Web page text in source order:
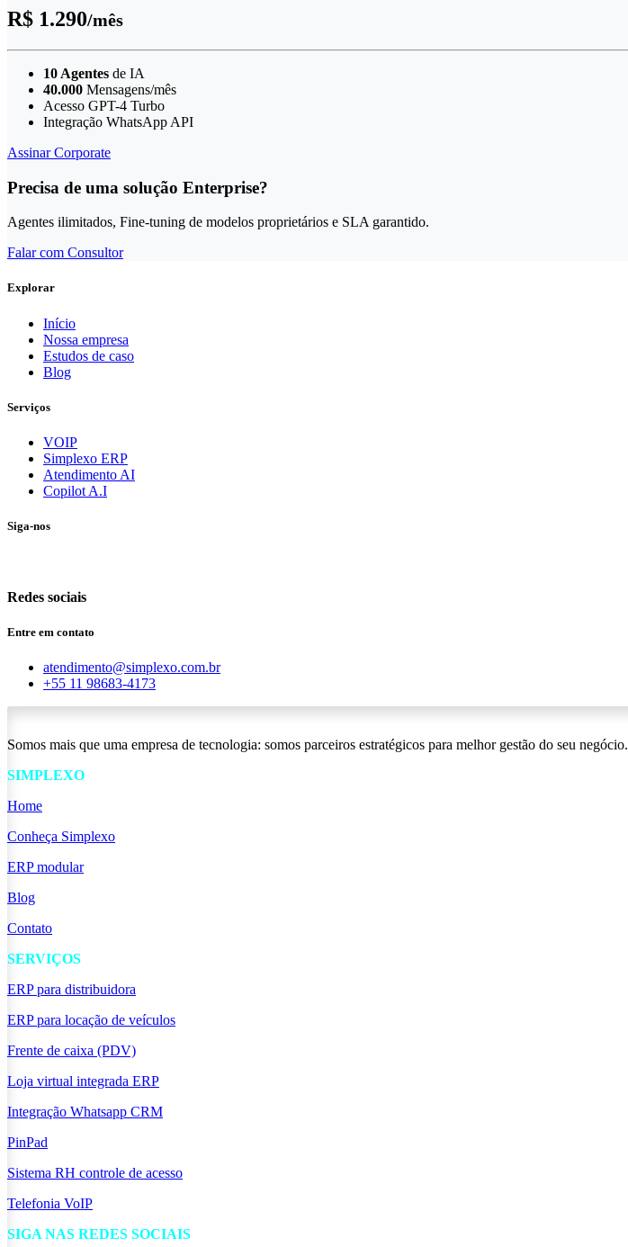
R$ 1.290/mês
10 Agentes de IA
40.000 Mensagens/mês
Acesso GPT-4 Turbo
Integração WhatsApp API
Assinar Corporate
Precisa de uma solução Enterprise?
Agentes ilimitados, Fine-tuning de modelos proprietários e SLA garantido.
Falar com Consultor
Explorar
Início
Nossa empresa
Estudos de caso
Blog
Serviços
VOIP
Simplexo ERP
Atendimento AI
Copilot A.I
Siga-nos
Redes sociais
Entre em contato
atendimento@simplexo.com.br
+55 11 98683-4173
Somos mais que uma empresa de tecnologia: somos parceiros estratégicos para melhor gestão do seu negócio.
SIMPLEXO
Home
Conheça Simplexo
ERP modular
Blog
Contato
SERVIÇOS
ERP para distribuidora
ERP para locação de veículos
Frente de caixa (PDV)
Loja virtual integrada ERP
Integração Whatsapp CRM
PinPad
Sistema RH controle de acesso
Telefonia VoIP
SIGA NAS REDES SOCIAIS